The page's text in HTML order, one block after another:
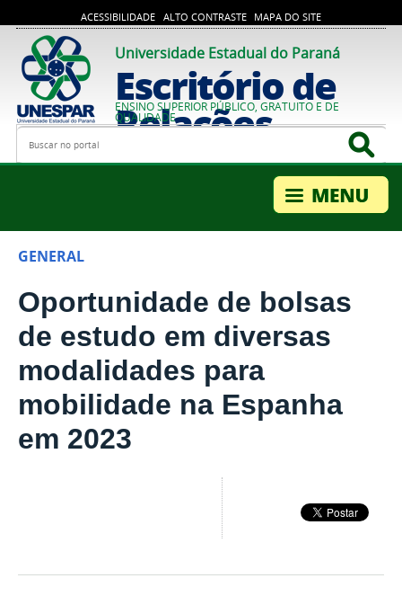
ACESSIBILIDADE ALTO CONTRASTE MAPA DO SITE
Universidade Estadual do Paraná
Escritório de
Relações
Internacionais
ENSINO SUPERIOR PÚBLICO, GRATUITO E DE
QUALIDADE
Busca
GENERAL
Oportunidade de bolsas
de estudo em diversas
modalidades para
mobilidade na Espanha
em 2023